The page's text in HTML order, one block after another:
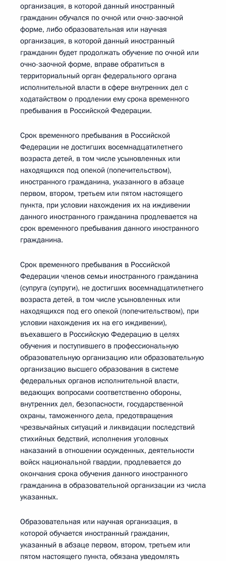
организация, в которой данный иностранный
гражданин обучался по очной или очно-заочной
форме, либо образовательная или научная
организация, в которой данный иностранный
гражданин будет продолжать обучение по очной или
очно-заочной форме, вправе обратиться в
территориальный орган федерального органа
исполнительной власти в сфере внутренних дел с
ходатайством о продлении ему срока временного
пребывания в Российской Федерации.
Срок временного пребывания в Российской
Федерации не достигших восемнадцатилетнего
возраста детей, в том числе усыновленных или
находящихся под опекой (попечительством),
иностранного гражданина, указанного в абзаце
первом, втором, третьем или пятом настоящего
пункта, при условии нахождения их на иждивении
данного иностранного гражданина продлевается на
срок временного пребывания данного иностранного
гражданина.
Срок временного пребывания в Российской
Федерации членов семьи иностранного гражданина
(супруга (супруги), не достигших восемнадцатилетнего
возраста детей, в том числе усыновленных или
находящихся под его опекой (попечительством), при
условии нахождения их на его иждивении),
въехавшего в Российскую Федерацию в целях
обучения и поступившего в профессиональную
образовательную организацию или образовательную
организацию высшего образования в системе
федеральных органов исполнительной власти,
ведающих вопросами соответственно обороны,
внутренних дел, безопасности, государственной
охраны, таможенного дела, предотвращения
чрезвычайных ситуаций и ликвидации последствий
стихийных бедствий, исполнения уголовных
наказаний в отношении осужденных, деятельности
войск национальной гвардии, продлевается до
окончания срока обучения данного иностранного
гражданина в образовательной организации из числа
указанных.
Образовательная или научная организация, в
которой обучается иностранный гражданин,
указанный в абзаце первом, втором, третьем или
пятом настоящего пункта, обязана уведомлять